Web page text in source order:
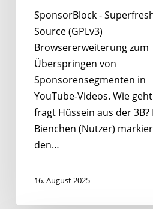
SponsorBlock -
Source (GPLv3)
Browsererweiterung zum
Überspringen von
Sponsorensegmenten in
YouTube-Videos. Wie
fragt Hüssein aus der 3B?
Bienchen (Nutzer)
den…
16. August 2025